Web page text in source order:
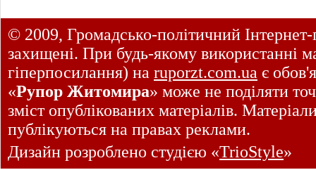
© 2009, Громадсько-політичний
захищені. При будь-якому використанні
гіперпосилання) на ruporzt.com.ua є
«Рупор Житомира» може не поділяти
зміст опублікованих матеріалів.
публікуються на правах реклами.
Дизайн розроблено студією «TrioStyle»